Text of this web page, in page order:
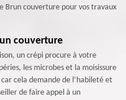
Brun couverture pour vos travaux
couverture
un crépi procure à votre
les microbes et la moisissure
cela demande de l’habileté et
de faire appel à un